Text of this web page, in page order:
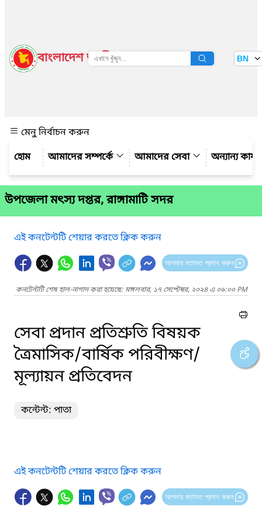
বাংলাদেশ জাতীয় তথ্য বাতায়ন BN
মেনু নির্বাচন করুন
আমাদের সম্পর্কে
আমাদের সেবা অন্যান্য
উপজেলা মৎস্য দপ্তর, রাঙ্গামাটি সদর
এই কনটেন্টটি শেয়ার করতে ক্লিক করুন
আপনার মতামত প্রদান করুন
কনটেন্টটি শেষ হাল-নাগাদ করা হয়েছে: মঙ্গলবার, ১৭ সেপ্টেম্বর, ২০২৪ এ ০৬:০০ PM
সেবা প্রদান প্রতিশ্রুতি বিষয়ক
ত্রৈমাসিক/বার্ষিক পরিবীক্ষণ/
মূল্যায়ন প্রতিবেদন
কন্টেন্ট: পাতা
এই কনটেন্টটি শেয়ার করতে ক্লিক করুন
আপনার মতামত প্রদান করুন